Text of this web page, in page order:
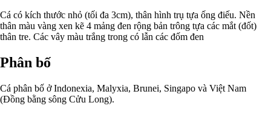
Cá có kích thước nhỏ (tối đa 3cm), thân hình trụ tựa ống điếu. Nền
thân màu vàng xen kẽ 4 mảng đen rộng bản trông tựa các mắt (đốt)
thân tre. Các vây màu trắng trong có lẫn các đốm đen
Phân bố
Cá phân bố ở Indonexia, Malyxia, Brunei, Singapo và Việt Nam
(Đồng bằng sông Cửu Long).